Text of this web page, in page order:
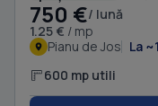
750 €/ lună
1.25 € / mp
Pianu de Jos La
600 mp utili